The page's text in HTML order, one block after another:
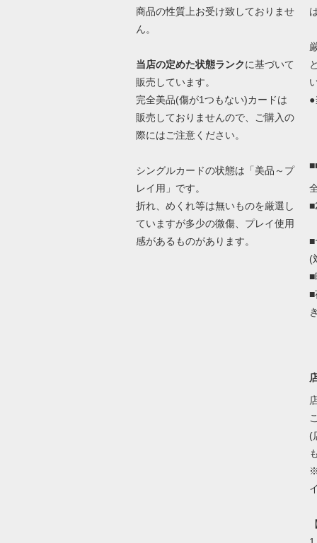
商品の性質上お受け致しておりませ
ん。
当店の定めた状態ランクに基づいて
販売しています。
完全美品(傷が1つもない)カードは
販売しておりませんので、ご購入の
際にはご注意ください。
シングルカードの状態は「美品～プ
レイ用」です。
折れ、めくれ等は無いものを厳選し
ていますが多少の微傷、プレイ使用
感があるものがあります。
●
■
(
■
■
(